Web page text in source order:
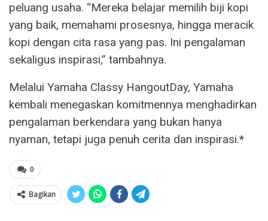
peluang usaha. “Mereka belajar memilih biji kopi
yang baik, memahami prosesnya, hingga meracik
kopi dengan cita rasa yang pas. Ini pengalaman
sekaligus inspirasi,” tambahnya.
Melalui Yamaha Classy HangoutDay, Yamaha
kembali menegaskan komitmennya menghadirkan
pengalaman berkendara yang bukan hanya
nyaman, tetapi juga penuh cerita dan inspirasi.*
0
Bagikan